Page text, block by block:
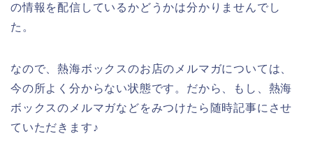
の情報を配信しているかどうかは分かりませんでし
た。
なので、熱海ボックスのお店のメルマガについては、
今の所よく分からない状態です。だから、もし、熱海
ボックスのメルマガなどをみつけたら随時記事にさせ
ていただきます♪